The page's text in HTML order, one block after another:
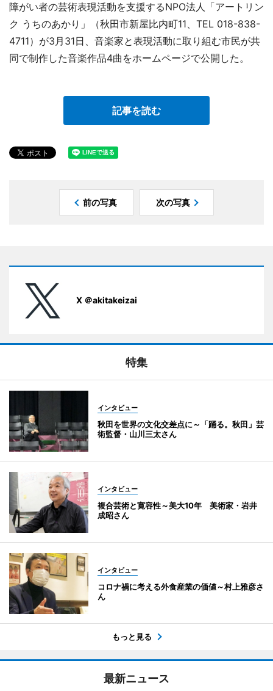
障がい者の芸術表現活動を支援するNPO法人「アートリン
ク うちのあかり」（秋田市新屋比内町11、TEL 018-838-
4711）が3月31日、音楽家と表現活動に取り組む市民が共
同で制作した音楽作品4曲をホームページで公開した。
記事を読む
前の写真 次の写真
X ＠akitakeizai
特集
インタビュー
秋田を世界の文化交差点に～「踊る。秋田」芸
術監督・山川三太さん
インタビュー
複合芸術と寛容性～美大10年 美術家・岩井
成昭さん
インタビュー
コロナ禍に考える外食産業の価値～村上雅彦さ
ん
もっと見る
最新ニュース